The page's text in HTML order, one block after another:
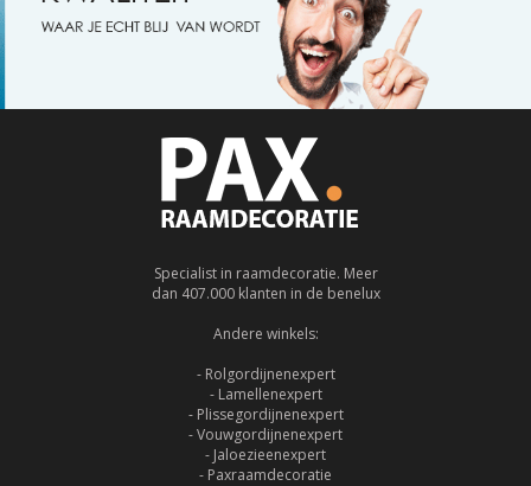
Specialist in raamdecoratie. Meer
dan 407.000 klanten in de benelux
Andere winkels:
- Rolgordijnenexpert
- Lamellenexpert
- Plissegordijnenexpert
- Vouwgordijnenexpert
- Jaloezieenexpert
- Paxraamdecoratie